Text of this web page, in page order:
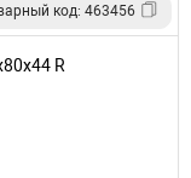
код: 463456
R